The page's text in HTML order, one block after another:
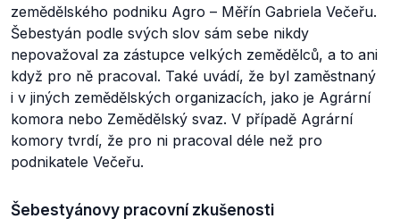
zemědělského podniku Agro – Měřín Gabriela Večeřu.
Šebestyán podle svých slov sám sebe nikdy
nepovažoval za zástupce velkých zemědělců, a to ani
když pro ně pracoval. Také uvádí, že byl zaměstnaný
i v jiných zemědělských organizacích, jako je Agrární
komora nebo Zemědělský svaz. V případě Agrární
komory tvrdí, že pro ni pracoval déle než pro
podnikatele Večeřu.
Šebestyánovy pracovní zkušenosti